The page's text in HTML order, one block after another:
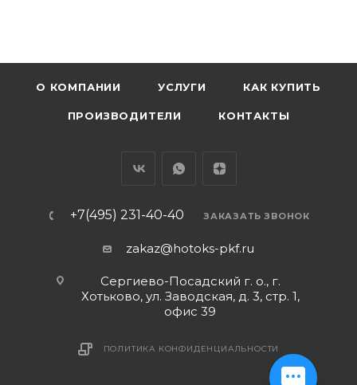
О КОМПАНИИ УСЛУГИ КАК КУПИТЬ
ПРОИЗВОДИТЕЛИ КОНТАКТЫ
+7(495) 231-40-40 ЗАКАЗАТЬ ЗВОНОК
zakaz@hotoks-pkf.ru
Сергиево-Посадский г. о., г.
Хотьково, ул. Заводская, д. 3, стр. 1,
офис 39
ПОЛИТИКА КОНФИДЕНЦИАЛЬНОСТИ